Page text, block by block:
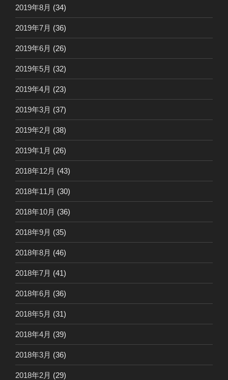
2019年8月 (34)
2019年7月 (36)
2019年6月 (26)
2019年5月 (32)
2019年4月 (23)
2019年3月 (37)
2019年2月 (38)
2019年1月 (26)
2018年12月 (43)
2018年11月 (30)
2018年10月 (36)
2018年9月 (35)
2018年8月 (46)
2018年7月 (41)
2018年6月 (36)
2018年5月 (31)
2018年4月 (39)
2018年3月 (36)
2018年2月 (29)